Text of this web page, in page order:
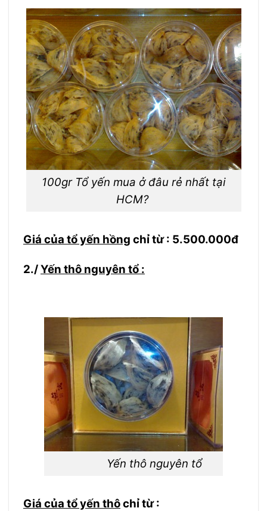
100gr Tổ yến mua ở đâu rẻ nhất tại
HCM?
Giá của tổ yến hồng chỉ từ : 5.500.000đ
2./Yến thô nguyên tổ :
Yến thô nguyên tổ
Giá của tổ yến thôchỉ từ :